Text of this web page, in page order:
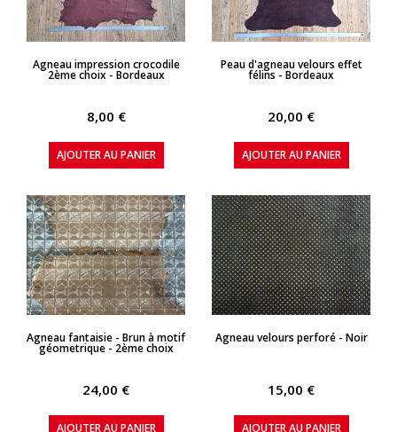
APERÇU RAPIDE
Agneau impression crocodile
2ème choix - Bordeaux
8,00 €
AJOUTER AU PANIER
APERÇU RAPIDE
Peau d'agneau velours effet
félins - Bordeaux
20,00 €
AJOUTER AU PANIER
APERÇU RAPIDE
Agneau fantaisie - Brun à motif
géometrique - 2ème choix
24,00 €
AJOUTER AU PANIER
APERÇU RAPIDE
Agneau velours perforé - Noir
15,00 €
AJOUTER AU PANIER